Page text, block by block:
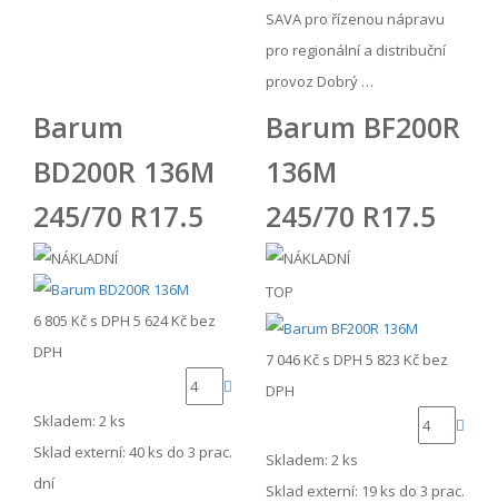
SAVA pro řízenou nápravu
pro regionální a distribuční
provoz Dobrý …
Barum
BD200R 136M
245/70 R17.5
6 805 Kč s DPH 5 624 Kč bez
DPH
Skladem: 2 ks
Sklad externí: 40 ks do 3 prac.
dní
Barum BF200R
136M
245/70 R17.5
TOP
7 046 Kč s DPH 5 823 Kč bez
DPH
Skladem: 2 ks
Sklad externí: 19 ks do 3 prac.